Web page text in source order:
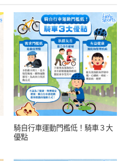
騎自行車運動門檻低！騎車３大
優點